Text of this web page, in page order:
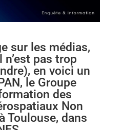
sur les médias,
pas trop
en voici un
le Groupe
des
Non
Toulouse, dans